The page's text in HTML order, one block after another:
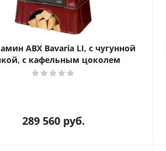
ABX Bavaria LI, с чугунной
с кафельным цоколем
289 560руб.